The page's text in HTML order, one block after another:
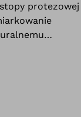
protezowej